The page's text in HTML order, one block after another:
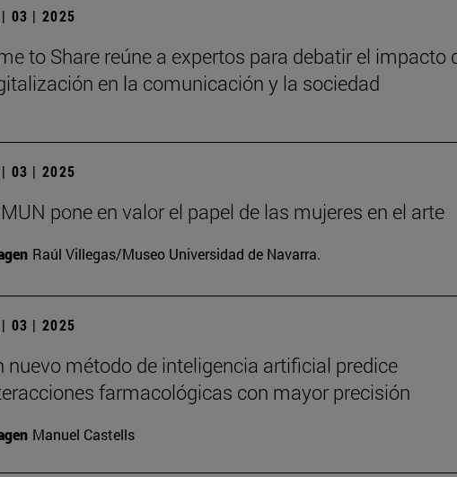
03 | 2025
to Share reúne a expertos para debatir el impacto
en la comunicación y la sociedad
03 | 2025
pone en valor el papel de las mujeres en el arte
Raúl Villegas/Museo Universidad de Navarra.
03 | 2025
nuevo método de inteligencia artificial predice
farmacológicas con mayor precisión
Manuel Castells